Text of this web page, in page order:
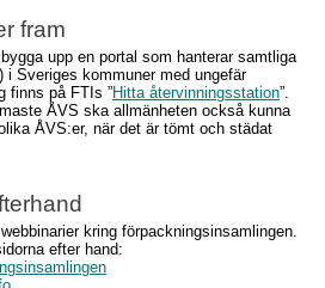
fram
upp en portal som hanterar samtliga
i Sveriges kommuner med ungefär
finns på FTIs ”Hitta återvinningsstation”.
ÅVS ska allmänheten också kunna
ÅVS:er, när det är tömt och städat
kring förpackningsinsamlingen.
efter hand: